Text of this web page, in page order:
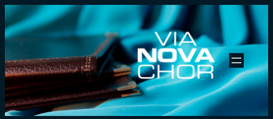
Zum
Inhalt
springen